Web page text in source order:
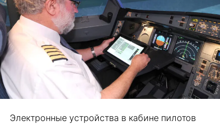
Электронные устройства в кабине пилотов